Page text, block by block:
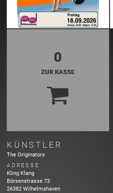
0
ZUR KASSE
KÜNSTLER
The Originators
ADRESSE
Kling Klang
Börsenstrasse 73
26382 Wilhelmshaven